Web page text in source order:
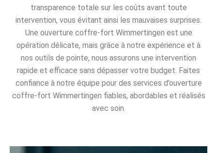
transparence totale sur les coûts avant toute
intervention, vous évitant ainsi les mauvaises surprises.
Une ouverture coffre-fort Wimmertingen est une
opération délicate, mais grâce à notre expérience et à
nos outils de pointe, nous assurons une intervention
rapide et efficace sans dépasser votre budget. Faites
confiance à notre équipe pour des services d’ouverture
coffre-fort Wimmertingen fiables, abordables et réalisés
avec soin.